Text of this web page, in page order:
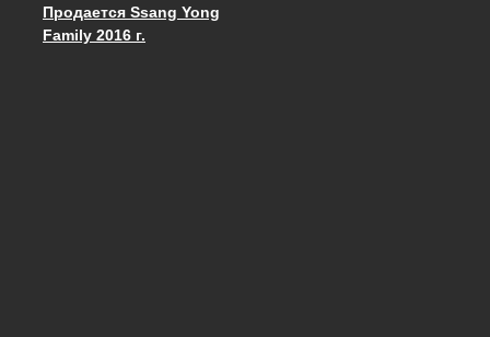
Запись навигация
Продается Ssang Yong
Family 2016 г.